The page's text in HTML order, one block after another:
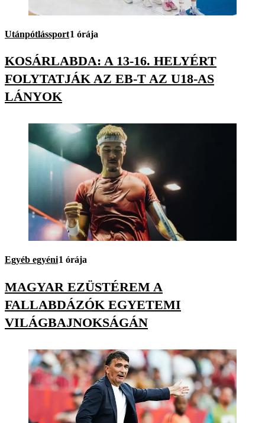
Utánpótlássport1 órája
KOSÁRLABDA: A 13-16. HELYÉRT
FOLYTATJÁK AZ EB-T AZ U18-AS
LÁNYOK
Egyéb egyéni1 órája
MAGYAR EZÜSTÉREM A
FALLABDÁZÓK EGYETEMI
VILÁGBAJNOKSÁGÁN